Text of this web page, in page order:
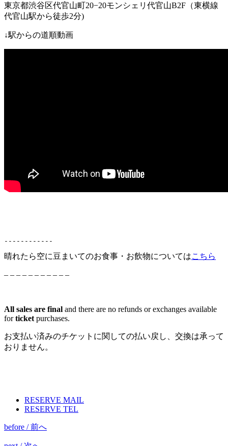
東京都渋谷区代官山町20−20モンシェリ代官山B2F （東横線
代官山駅から徒歩2分)
↓駅からの道順動画
------------
晴れたら空に豆まいてのお食事・お飲物についてはこちら
– – – – – – – – – – –
All sales are final and there are no refunds or exchanges available
forticket purchases.
お支払い済みのチケットに関しての払い戻し、交換は承って
おりません。
RESERVE MAIL
RESERVE TEL
before / 前へ